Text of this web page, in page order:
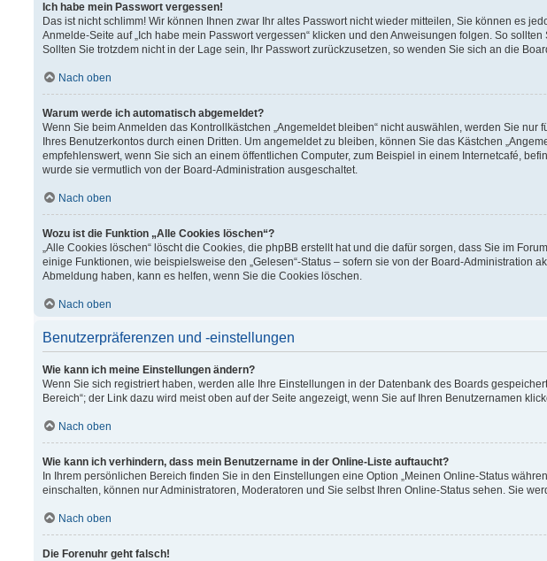
Ich habe mein Passwort vergessen!
Das ist nicht schlimm! Wir können Ihnen zwar Ihr altes Passwort nicht wieder mitteilen, Sie können es
Anmelde-Seite auf „Ich habe mein Passwort vergessen“ klicken und den Anweisungen folgen. So
Sollten Sie trotzdem nicht in der Lage sein, Ihr Passwort zurückzusetzen, so wenden Sie sich an die
Nach oben
Warum werde ich automatisch abgemeldet?
Wenn Sie beim Anmelden das Kontrollkästchen „Angemeldet bleiben“ nicht auswählen, werden Sie
Ihres Benutzerkontos durch einen Dritten. Um angemeldet zu bleiben, können Sie das Kästchen
empfehlenswert, wenn Sie sich an einem öffentlichen Computer, zum Beispiel in einem Internetcafé,
wurde sie vermutlich von der Board-Administration ausgeschaltet.
Nach oben
Wozu ist die Funktion „Alle Cookies löschen“?
„Alle Cookies löschen“ löscht die Cookies, die phpBB erstellt hat und die dafür sorgen, dass Sie im
einige Funktionen, wie beispielsweise den „Gelesen“-Status – sofern sie von der Board-Administration
Abmeldung haben, kann es helfen, wenn Sie die Cookies löschen.
Nach oben
Benutzerpräferenzen und -einstellungen
Wie kann ich meine Einstellungen ändern?
Wenn Sie sich registriert haben, werden alle Ihre Einstellungen in der Datenbank des Boards
Bereich“; der Link dazu wird meist oben auf der Seite angezeigt, wenn Sie auf Ihren Benutzernamen
Nach oben
Wie kann ich verhindern, dass mein Benutzername in der Online-Liste auftaucht?
In Ihrem persönlichen Bereich finden Sie in den Einstellungen eine Option „Meinen Online-Status
einschalten, können nur Administratoren, Moderatoren und Sie selbst Ihren Online-Status sehen. Sie
Nach oben
Die Forenuhr geht falsch!